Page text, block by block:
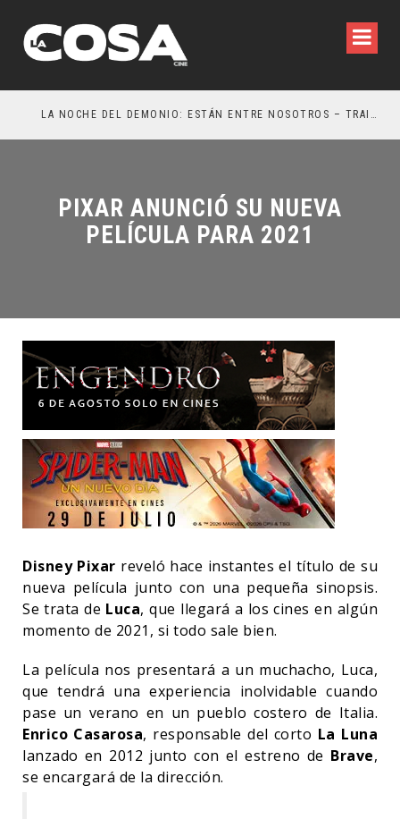
LA NOCHE DEL DEMONIO: ESTÁN ENTRE NOSOTROS – TRAILER FINAL
PIXAR ANUNCIÓ SU NUEVA
PELÍCULA PARA 2021
Disney Pixar reveló hace instantes el título de su
nueva película junto con una pequeña sinopsis.
Se trata de Luca, que llegará a los cines en algún
momento de 2021, si todo sale bien.
La película nos presentará a un muchacho, Luca,
que tendrá una experiencia inolvidable cuando
pase un verano en un pueblo costero de Italia.
Enrico Casarosa, responsable del corto La Luna
lanzado en 2012 junto con el estreno de Brave,
se encargará de la dirección.